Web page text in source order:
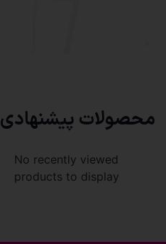
محصولات پیشنهادی
No recently viewed
products to display